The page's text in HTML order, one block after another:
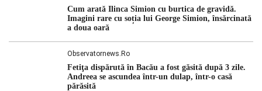
hidrologic din ultimii ani. Lipsa […]
Cum arată Ilinca Simion cu burtica de gravidă.
Imagini rare cu soția lui George Simion, însărcinată
a doua oară
Observatornews.ro
Fetiţa dispărută în Bacău a fost găsită după 3 zile.
Andreea se ascundea într-un dulap, într-o casă
părăsită